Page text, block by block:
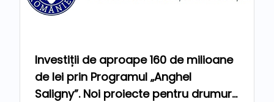
Investiții de aproape 160 de milioane
de lei prin Programul „Anghel
Saligny”. Noi proiecte pentru drumuri,